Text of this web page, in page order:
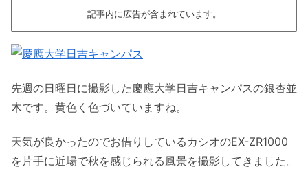
記事内に広告が含まれています。
先週の日曜日に撮影した慶應大学日吉キャンパスの銀杏並
木です。黄色く色づいていますね。
天気が良かったのでお借りしているカシオのEX-ZR1000
を片手に近場で秋を感じられる風景を撮影してきました。